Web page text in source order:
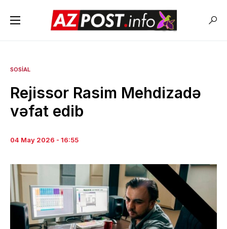
SOSIAL
Rejissor Rasim Mehdizadə
vəfat edib
04 May 2026 - 16:55